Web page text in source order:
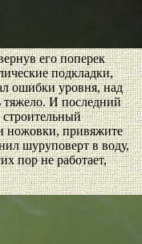
его поперек
подкладки,
ошибки уровня, над
тяжело. И последний
ножовки, привяжите
шуруповерт в воду,
пор не работает,